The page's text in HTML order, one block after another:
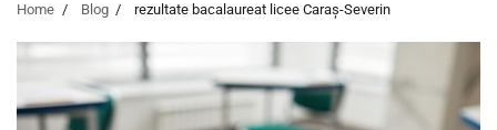
Home Blog rezultate bacalaureat licee Caraș-Severin